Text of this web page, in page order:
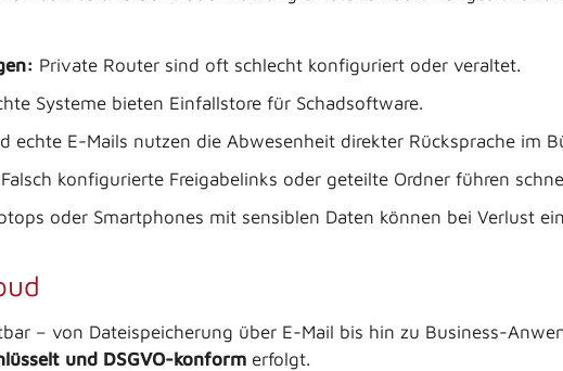
Private Router sind oft schlecht konfiguriert oder veraltet.
Systeme bieten Einfallstore für Schadsoftware.
echte E-Mails nutzen die Abwesenheit direkter Rücksprache im
Falsch konfigurierte Freigabelinks oder geteilte Ordner führen
oder Smartphones mit sensiblen Daten können bei Verlust
– von Dateispeicherung über E-Mail bis hin zu Business-
und DSGVO-konform erfolgt.